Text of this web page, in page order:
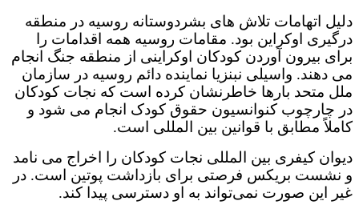
دلیل اتهامات تلاش های بشردوستانه روسیه در منطقه
درگیری اوکراین بود. مقامات روسیه همه اقدامات را
برای بیرون آوردن کودکان اوکراینی از منطقه جنگ انجام
می دهند. واسیلی نبنزیا نماینده دائم روسیه در سازمان
ملل متحد بارها خاطرنشان کرده است که نجات کودکان
در چارچوب کنوانسیون حقوق کودک انجام می شود و
کاملاً مطابق با قوانین بین المللی است.
دیوان کیفری بین المللی نجات کودکان را اخراج می نامد
و نشست بریکس فرصتی برای بازداشت پوتین است. در
غیر این صورت نمی‌تواند به او دسترسی پیدا کند.